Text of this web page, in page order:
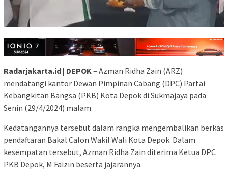
Radarjakarta.id | DEPOK – Azman Ridha Zain (ARZ)
mendatangi kantor Dewan Pimpinan Cabang (DPC) Partai
Kebangkitan Bangsa (PKB) Kota Depok di Sukmajaya pada
Senin (29/4/2024) malam.
Kedatangannya tersebut dalam rangka mengembalikan berkas
pendaftaran Bakal Calon Wakil Wali Kota Depok. Dalam
kesempatan tersebut, Azman Ridha Zain diterima Ketua DPC
PKB Depok, M Faizin beserta jajarannya.